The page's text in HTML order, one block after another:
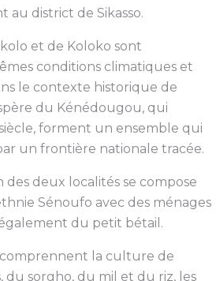
au district de Sikasso.
et de Koloko sont
conditions climatiques et
le contexte historique de
du Kénédougou, qui
forment un ensemble qui
un frontière nationale tracée.
deux localités se compose
Sénoufo avec des ménages
du petit bétail.
comprennent la culture de
du sorgho, du mil et du riz, les